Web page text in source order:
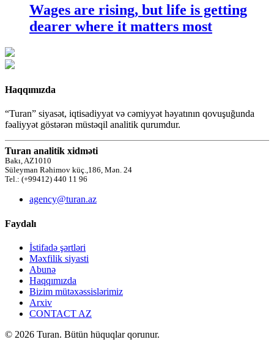
Wages are rising, but life is getting
dearer where it matters most
Haqqımızda
“Turan” siyasət, iqtisadiyyat və cəmiyyət həyatının qovuşuğunda
fəaliyyət göstərən müstəqil analitik qurumdur.
Turan analitik xidməti
Bakı, AZ1010
Süleyman Rəhimov küç.,186, Mən. 24
Tel.: (+99412) 440 11 96
agency@turan.az
Faydalı
İstifadə şərtləri
Məxfilik siyasti
Abunə
Haqqımızda
Bizim mütəxəssislərimiz
Arxiv
CONTACT AZ
© 2026 Turan. Bütün hüquqlar qorunur.